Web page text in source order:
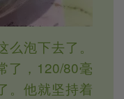
泡下去了。
了，120/80毫
。他就坚持着